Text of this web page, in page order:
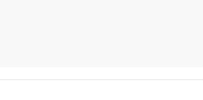
ープ。自分の毛穴を見たことはありますか？日頃のシャ
皮ケアが出来ている自信は有りますか？？？スコープで
す！日頃の頭皮の洗い方に自信のない方でも意外に毛穴
ているのに、スコープで頭皮を見てみると角質やスタイ